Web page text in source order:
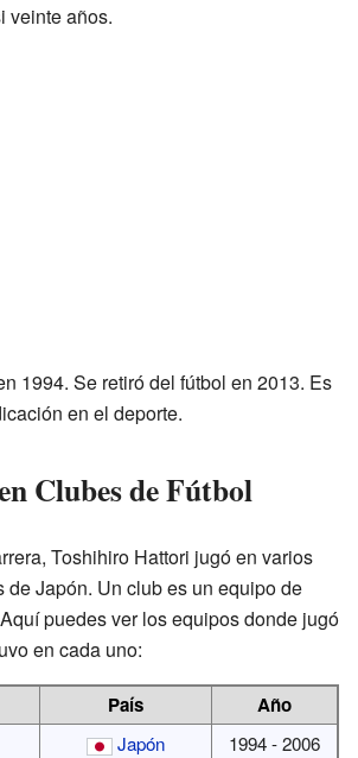
veinte años.
1994. Se retiró del fútbol en 2013. Es
en el deporte.
Clubes de Fútbol
Toshihiro Hattori jugó en varios
de Japón. Un club es un equipo de
puedes ver los equipos donde jugó
en cada uno:
País Año
Japón
1994 - 2006